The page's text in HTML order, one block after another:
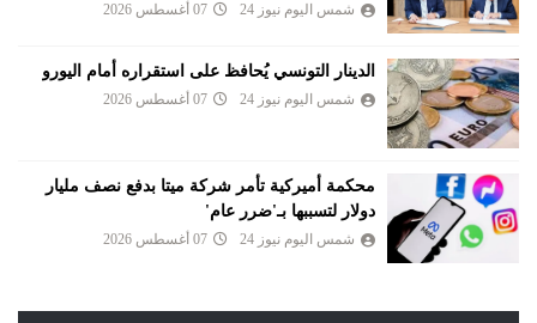
شمس اليوم نيوز 24 07 أغسطس 2026
الدينار التونسي يُحافظ على استقراره أمام اليورو
شمس اليوم نيوز 24 07 أغسطس 2026
محكمة أميركية تأمر شركة ميتا بدفع نصف مليار
دولار لتسببها بـ'ضرر عام'
شمس اليوم نيوز 24 07 أغسطس 2026